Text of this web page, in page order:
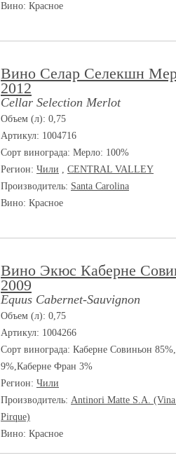
Вино: Красное
Вино Селар Селекшн
2012
Cellar Selection Merlot
Объем (л): 0,75
Артикул: 1004716
Сорт винограда: Мерло: 100%
Регион: Чили , CENTRAL VALLEY
Производитель: Santa Carolina
Вино: Красное
Вино Экюс Каберне
2009
Equus Cabernet-Sauvignon
Объем (л): 0,75
Артикул: 1004266
Сорт винограда: Каберне Совиньон
9%,Каберне Фран 3%
Регион: Чили
Производитель: Antinori Matte S.A. (Vina
Pirque)
Вино: Красное